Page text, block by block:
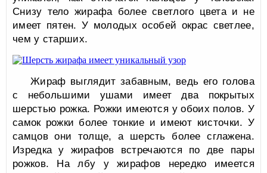
Снизу тело жирафа более светлого цвета и не
имеет пятен. У молодых особей окрас светлее,
чем у старших.
Жираф выглядит забавным, ведь его голова
с небольшими ушами имеет два покрытых
шерстью рожка. Рожки имеются у обоих полов. У
самок рожки более тонкие и имеют кисточки. У
самцов они толще, а шерсть более сглажена.
Изредка у жирафов встречаются по две пары
рожков. На лбу у жирафов нередко имеется